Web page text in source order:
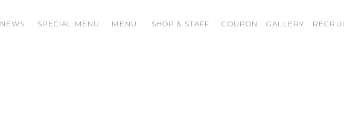
NEWS SPECIAL MENU MENU SHOP & STAFF COUPON GALLERY